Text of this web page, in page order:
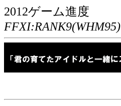
2012ゲーム進度
FFXI:RANK9(WHM95)